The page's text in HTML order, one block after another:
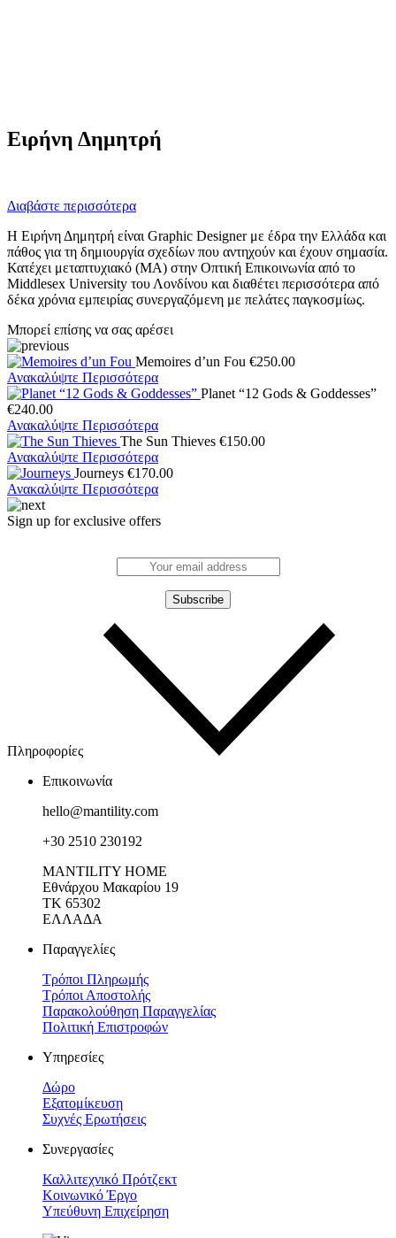
Ειρήνη Δημητρή
Διαβάστε περισσότερα
Η Ειρήνη Δημητρή είναι Graphic Designer με έδρα την Ελλάδα και
πάθος για τη δημιουργία σχεδίων που αντηχούν και έχουν σημασία.
Κατέχει μεταπτυχιακό (MA) στην Οπτική Επικοινωνία από το
Middlesex University του Λονδίνου και διαθέτει περισσότερα από
δέκα χρόνια εμπειρίας συνεργαζόμενη με πελάτες παγκοσμίως.
Μπορεί επίσης να σας αρέσει
Memoires d’un Fou €250.00
Ανακαλύψτε Περισσότερα
Planet “12 Gods & Goddesses”
€240.00
Ανακαλύψτε Περισσότερα
The Sun Thieves €150.00
Ανακαλύψτε Περισσότερα
Journeys €170.00
Ανακαλύψτε Περισσότερα
Sign up for exclusive offers
Πληροφορίες
Επικοινωνία
hello@mantility.com
+30 2510 230192
MANTILITY HOME
Εθνάρχου Μακαρίου 19
ΤΚ 65302
ΕΛΛΑΔΑ
Παραγγελίες
Τρόποι Πληρωμής
Τρόποι Αποστολής
Παρακολούθηση Παραγγελίας
Πολιτική Επιστροφών
Υπηρεσίες
Δώρο
Εξατομίκευση
Συχνές Ερωτήσεις
Συνεργασίες
Καλλιτεχνικό Πρότζεκτ
Κοινωνικό Έργο
Υπεύθυνη Επιχείρηση